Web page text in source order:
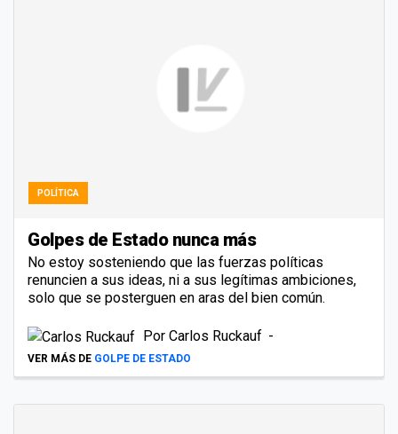
POLÍTICA
Golpes de Estado nunca más
No estoy sosteniendo que las fuerzas políticas
renuncien a sus ideas, ni a sus legítimas ambiciones,
solo que se posterguen en aras del bien común.
Por Carlos Ruckauf
VER MÁS DE GOLPE DE ESTADO